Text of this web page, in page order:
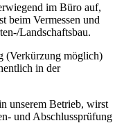
im Büro auf,
beim Vermessen und
Landschaftsbau.
(Verkürzung möglich)
in der
unserem Betrieb, wirst
und Abschlussprüfung